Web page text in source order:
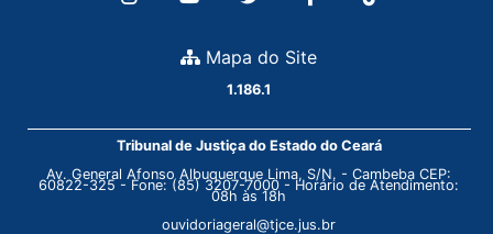
Mapa do Site
1.186.1
Tribunal de Justiça do Estado do Ceará
Av. General Afonso Albuquerque Lima, S/N. - Cambeba CEP:
60822-325 - Fone: (85) 3207-7000 - Horário de Atendimento:
08h às 18h
ouvidoriageral@tjce.jus.br